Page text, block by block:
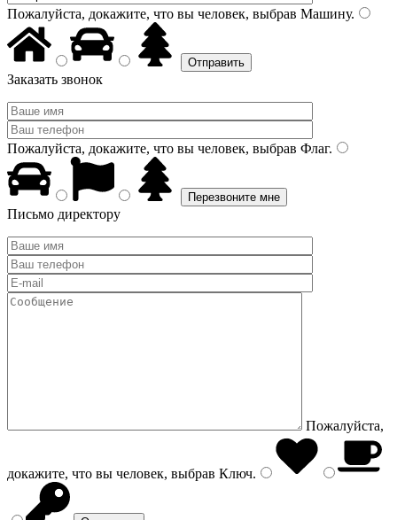
Пожалуйста, докажите, что вы человек, выбрав Машину.
Заказать звонок
Пожалуйста, докажите, что вы человек, выбрав Флаг.
Письмо директору
Пожалуйста,
докажите, что вы человек, выбрав Ключ.